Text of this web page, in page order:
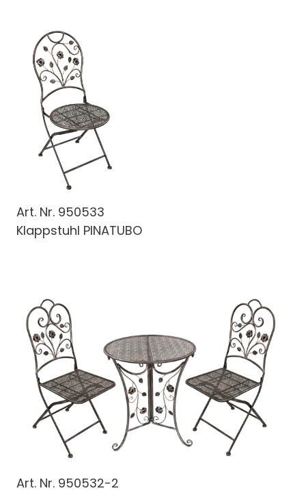
Art. Nr. 950533
Klappstuhl PINATUBO
Art. Nr. 950532-2